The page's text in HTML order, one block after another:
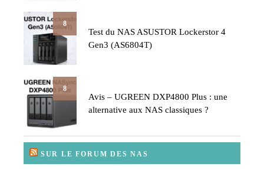
8
Test du NAS ASUSTOR Lockerstor 4
Gen3 (AS6804T)
8
Avis – UGREEN DXP4800 Plus : une
alternative aux NAS classiques ?
SUR LE FORUM DES NAS